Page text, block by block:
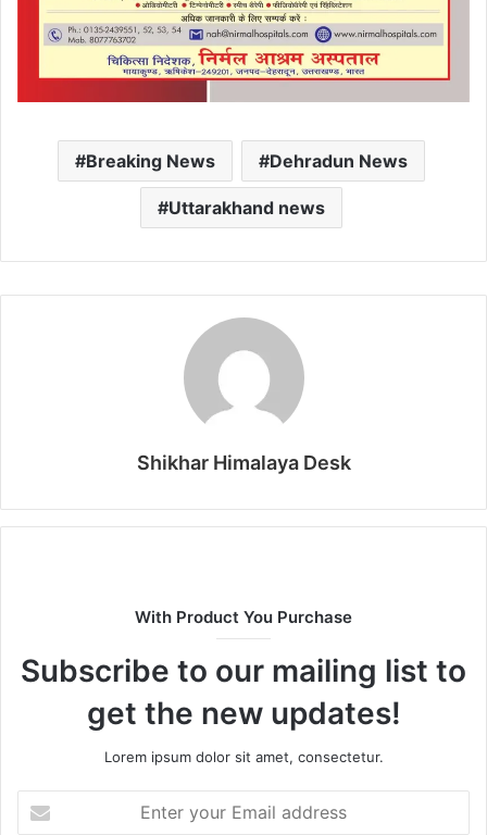
Breaking News Dehradun News
Uttarakhand news
Shikhar Himalaya Desk
With Product You Purchase
Subscribe to our mailing list to
get the new updates!
Lorem ipsum dolor sit amet, consectetur.
your